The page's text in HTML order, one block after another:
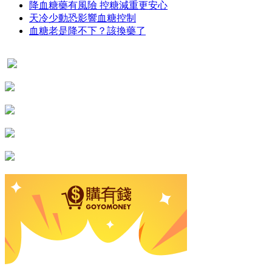
降血糖藥有風險 控糖減重更安心
天冷少動恐影響血糖控制
血糖老是降不下？該換藥了